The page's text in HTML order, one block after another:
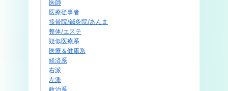
医師
医療従事者
接骨院/鍼灸院/あんま
整体/エステ
疑似医療系
医療＆健康系
経済系
右派
左派
政治系